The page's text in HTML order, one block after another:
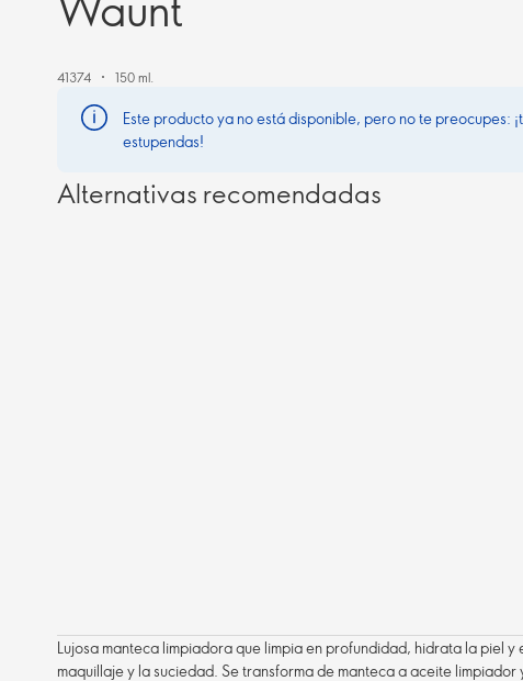
41374 150 ml.
Este producto ya no está disponible, pero no te preocupes:
estupendas!
Alternativas recomendadas
Lujosa manteca limpiadora que limpia en profundidad, hidrata la piel y
maquillaje y la suciedad. Se transforma de manteca a aceite